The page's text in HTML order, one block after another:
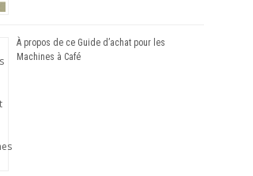
À propos de ce Guide d’achat pour les
Machines à Café